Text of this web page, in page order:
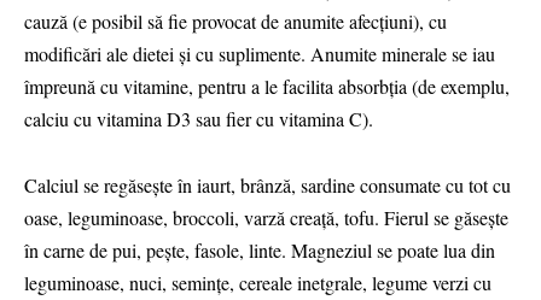
cauză (e posibil să fie provocat de anumite afecțiuni), cu
modificări ale dietei și cu suplimente. Anumite minerale se iau
împreună cu vitamine, pentru a le facilita absorbția (de exemplu,
calciu cu vitamina D3 sau fier cu vitamina C).
Calciul se regăsește în iaurt, brânză, sardine consumate cu tot cu
oase, leguminoase, broccoli, varză creață, tofu. Fierul se găsește
în carne de pui, pește, fasole, linte. Magneziul se poate lua din
leguminoase, nuci, semințe, cereale inetgrale, legume verzi cu